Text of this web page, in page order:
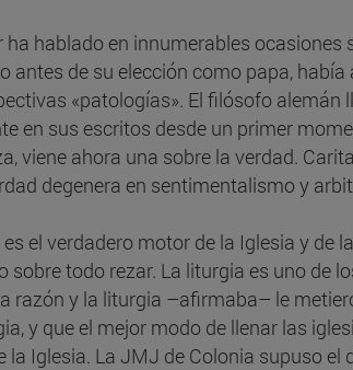
ha hablado en innumerables
antes de su elección como papa,
«patologías». El filósofo
en sus escritos desde un primer
viene ahora una sobre la verdad.
degenera en sentimentalismo y
es el verdadero motor de la Iglesia y
sobre todo rezar. La liturgia es uno
razón y la liturgia –afirmaba– le
y que el mejor modo de llenar las
la Iglesia. La JMJ de Colonia supuso